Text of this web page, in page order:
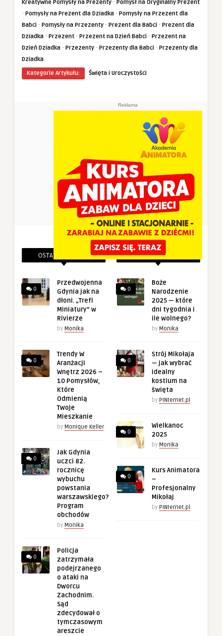
Kreatywne Pomysły na Prezenty · Pomysł na Oryginalny Prezent
· Pomysły na Prezent dla Dziadka · Pomysły na Przezent dla
Babci · Pomysły na Przezenty · Prezent dla Babci · Prezent dla
Dziadka · Przezent · Przezent na Dzień Babci · Przezent na
Dzień Dziadka · Przezenty · Przezenty dla Babci · Przezenty dla
Dziadka
Kategorie Artykułu:
Święta i Uroczystości
Reklama
OSTATNIE PINEZKI
0
Przedwojenna
Gdynia jak na
dłoni. „Trefl
Miniatury” w
Rivierze
by Monika
0
Trendy W
Aranżacji
Wnętrz 2026 –
10 Pomysłów,
Które
Odmienią
Twoje
Mieszkanie
by Monique Keller
0
Jak Gdynia
uczci 82.
rocznicę
wybuchu
powstania
warszawskiego?
Program
obchodów
by Monika
0
Policja
zatrzymała
podejrzanego
o ataki na
Dworcu
Zachodnim.
Sąd
zdecydował o
tymczasowym
areszcie
POWIĄZANE PINEZKI
0
Boże
Narodzenie
2025 — które
dni tygodnia i
ile wolnego?
by Monika
0
Strój Mikołaja
— jak wybrać
idealny
kostium na
święta
by PINternet.pl
0
Wielkanoc
2025
by Monika
0
Kurs Animatora
–
Profesjonalny
Mikołaj
by PINternet.pl